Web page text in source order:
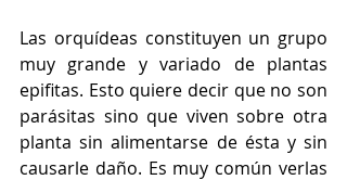
Las orquídeas constituyen un grupo
muy grande y variado de plantas
epifitas. Esto quiere decir que no son
parásitas sino que viven sobre otra
planta sin alimentarse de ésta y sin
causarle daño. Es muy común verlas